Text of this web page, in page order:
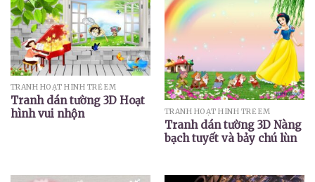
TRANH HOẠT HÌNH TRẺ EM
Tranh dán tường 3D Hoạt
hình vui nhộn
TRANH HOẠT HÌNH TRẺ EM
Tranh dán tường 3D Nàng
bạch tuyết và bảy chú lùn